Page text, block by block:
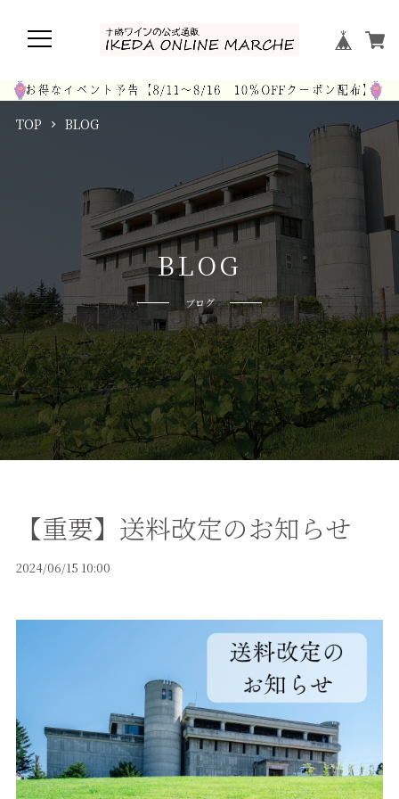
BLOG
ブログ
TOP BLOG
【重要】送料改定のお知らせ
2024/06/15 10:00